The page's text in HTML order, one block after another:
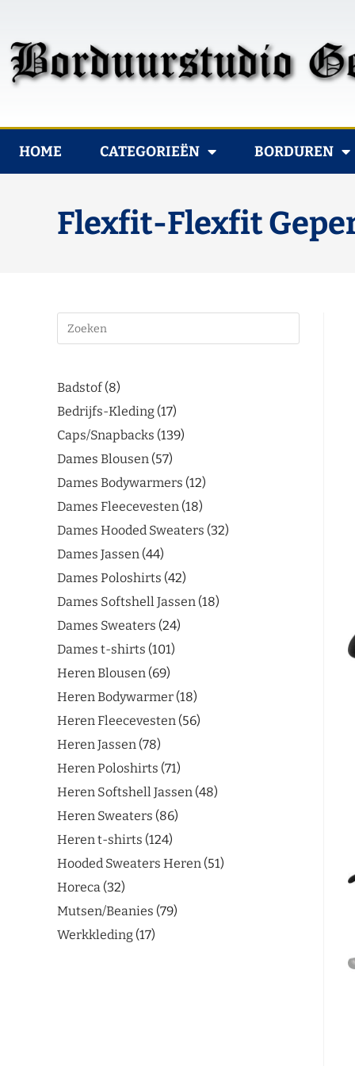
HOME CATEGORIEËN BORDUREN
Flexfit-Flexfit
Badstof 8
Bedrijfs-Kleding 17
Caps/Snapbacks 139
Dames Blousen 57
Dames Bodywarmers 12
Dames Fleecevesten 18
Dames Hooded Sweaters 32
Dames Jassen 44
Dames Poloshirts 42
Dames Softshell Jassen 18
Dames Sweaters 24
Dames t-shirts 101
Heren Blousen 69
Heren Bodywarmer 18
Heren Fleecevesten 56
Heren Jassen 78
Heren Poloshirts 71
Heren Softshell Jassen 48
Heren Sweaters 86
Heren t-shirts 124
Hooded Sweaters Heren 51
Horeca 32
Mutsen/Beanies 79
Werkkleding 17